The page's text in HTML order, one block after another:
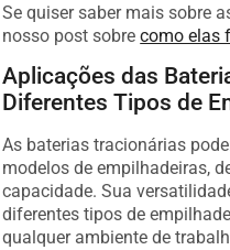
Se quiser saber mais sobre
nosso post sobrecomo elas
Aplicações das
Diferentes Tipos de
As baterias tracionárias
modelos de empilhadeiras,
capacidade. Sua
diferentes tipos de
qualquer ambiente de